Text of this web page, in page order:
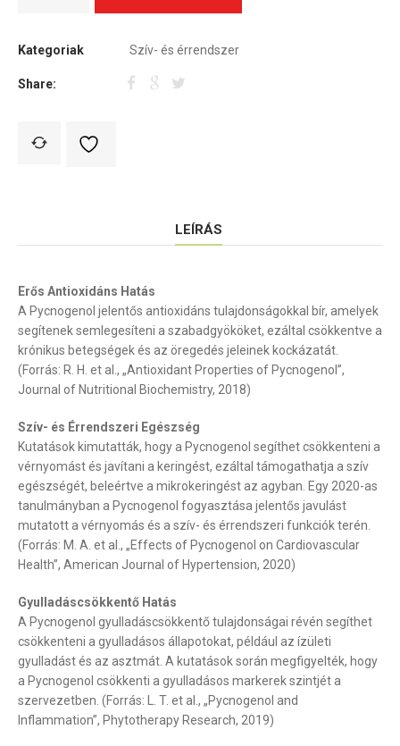
Kategoriak Szív- és érrendszer
Share:
LEÍRÁS
Erős Antioxidáns Hatás
A Pycnogenol jelentős antioxidáns tulajdonságokkal bír, amelyek
segítenek semlegesíteni a szabadgyököket, ezáltal csökkentve a
krónikus betegségek és az öregedés jeleinek kockázatát.
(Forrás: R. H. et al., „Antioxidant Properties of Pycnogenol”,
Journal of Nutritional Biochemistry, 2018)
Szív- és Érrendszeri Egészség
Kutatások kimutatták, hogy a Pycnogenol segíthet csökkenteni a
vérnyomást és javítani a keringést, ezáltal támogathatja a szív
egészségét, beleértve a mikrokeringést az agyban. Egy 2020-as
tanulmányban a Pycnogenol fogyasztása jelentős javulást
mutatott a vérnyomás és a szív- és érrendszeri funkciók terén.
(Forrás: M. A. et al., „Effects of Pycnogenol on Cardiovascular
Health”, American Journal of Hypertension, 2020)
Gyulladáscsökkentő Hatás
A Pycnogenol gyulladáscsökkentő tulajdonságai révén segíthet
csökkenteni a gyulladásos állapotokat, például az ízületi
gyulladást és az asztmát. A kutatások során megfigyelték, hogy
a Pycnogenol csökkenti a gyulladásos markerek szintjét a
szervezetben. (Forrás: L. T. et al., „Pycnogenol and
Inflammation”, Phytotherapy Research, 2019)